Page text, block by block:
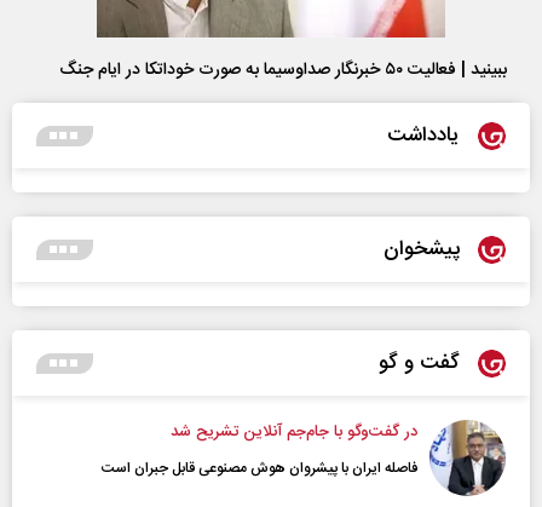
ببینید | فعالیت ۵۰ خبرنگار صداوسیما به صورت خوداتکا در ایام جنگ
یادداشت
پیشخوان
گفت و گو
در گفت‌و‌گو با جام‌جم آنلاین تشریح شد
فاصله ایران با پیشرو‌ان هوش مصنوعی قابل جبران است